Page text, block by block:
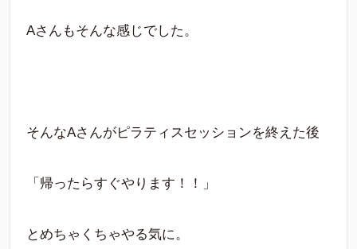
Aさんもそんな感じでした。
そんなAさんがピラティスセッションを終えた後
「帰ったらすぐやります！！」
とめちゃくちゃやる気に。